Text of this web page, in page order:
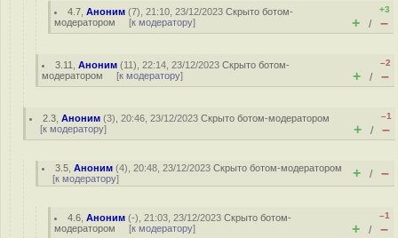
4.7 ,Аноним (7), 21:10, 23/12/2023Скрыто ботом-
модератором [к модератору]
+3
+ / –
3.11 ,Аноним (11), 22:14, 23/12/2023Скрыто ботом-
модератором [к модератору]
–2
+ / –
2.3 ,Аноним (3), 20:46, 23/12/2023Скрыто ботом-модератором
[к модератору]
–1
+ / –
3.5 ,Аноним (4), 20:48, 23/12/2023Скрыто ботом-модератором
[к модератору] + / –
4.6 ,Аноним (-), 21:03, 23/12/2023Скрыто ботом-
модератором [к модератору]
–1
+ / –